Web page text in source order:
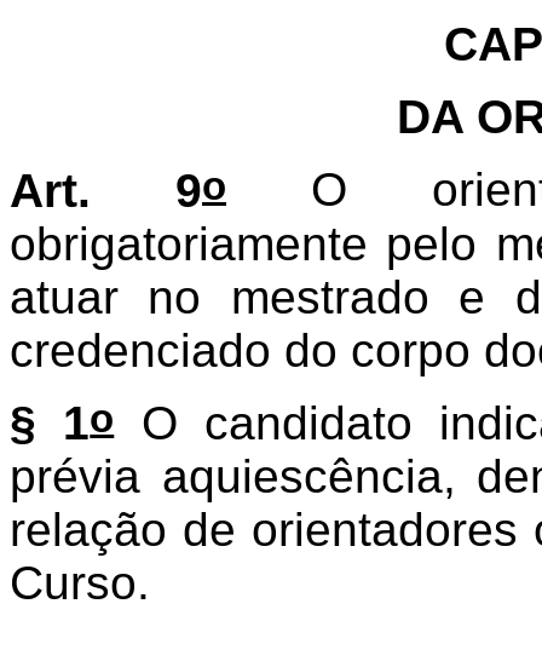
DA
Art. 9o
O
obrigatoriamente pelo
atuar no mestrado e
credenciado do corpo
§ 1o
O candidato
prévia aquiescência,
relação de orientadores
Curso.